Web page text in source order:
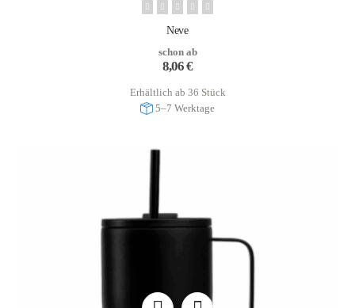
Neve
schon ab
8,06€
Erhältlich ab 36 Stück
5–7 Werktage